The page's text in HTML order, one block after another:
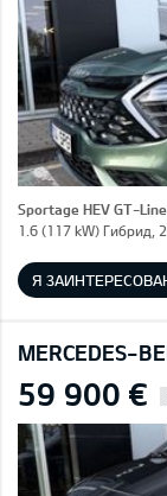
Sportage HEV GT-Line
1.6 (117 kW) Гибрид,
Я
MERCEDES-
59 900 €